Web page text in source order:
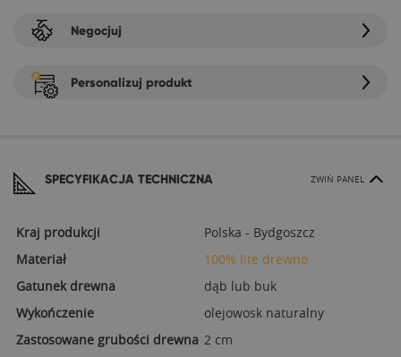
Negocjuj
Personalizuj produkt
SPECYFIKACJA TECHNICZNA ZWIŃ PANEL
Kraj produkcji
Polska - Bydgoszcz
Materiał
100% lite drewno
Gatunek drewna
dąb lub buk
Wykończenie
olejowosk naturalny
Zastosowane grubości drewna 2 cm